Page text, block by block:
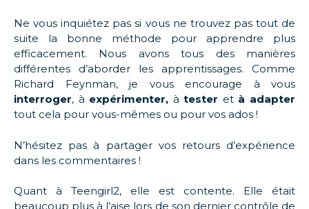
Ne vous inquiétez pas si vous ne trouvez pas tout de
suite la bonne méthode pour apprendre plus
efficacement. Nous avons tous des manières
différentes d’aborder les apprentissages. Comme
Richard Feynman, je vous encourage à vous
interroger, à expérimenter, àtester età adapter
tout cela pour vous-mêmes ou pour vos ados !
N’hésitez pas à partager vos retours d’expérience
dans les commentaires !
Quant à Teengirl2, elle est contente. Elle était
beaucoup plus à l’aise lors de son dernier contrôle de